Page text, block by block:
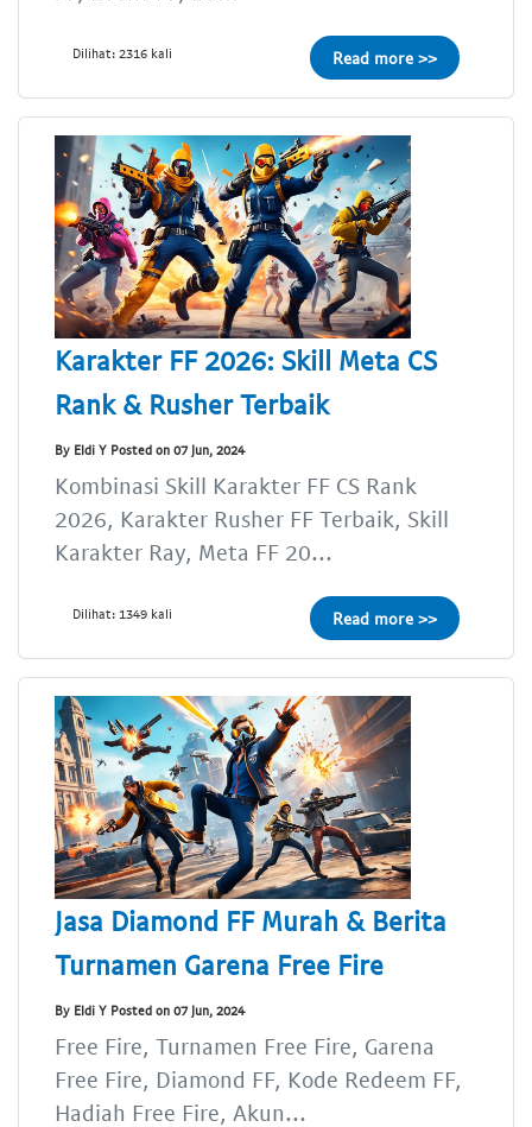
Dilihat: 2316 kali Read more >>
Karakter FF 2026: Skill Meta CS
Rank & Rusher Terbaik
By Eldi Y Posted on 07 Jun, 2024
Kombinasi Skill Karakter FF CS Rank
2026, Karakter Rusher FF Terbaik, Skill
Karakter Ray, Meta FF 20...
Dilihat: 1349 kali Read more >>
Jasa Diamond FF Murah & Berita
Turnamen Garena Free Fire
By Eldi Y Posted on 07 Jun, 2024
Free Fire, Turnamen Free Fire, Garena
Free Fire, Diamond FF, Kode Redeem FF,
Hadiah Free Fire, Akun...